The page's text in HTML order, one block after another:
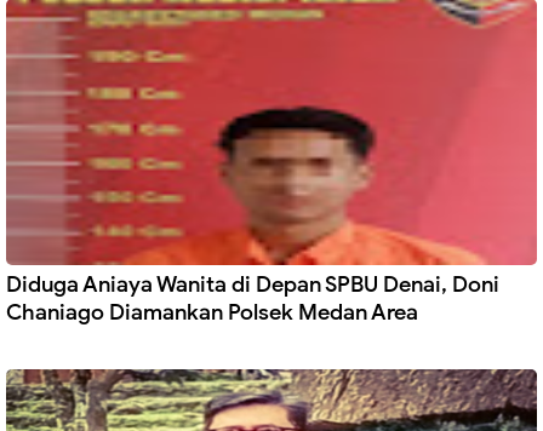
Diduga Aniaya Wanita di Depan SPBU Denai, Doni
Chaniago Diamankan Polsek Medan Area